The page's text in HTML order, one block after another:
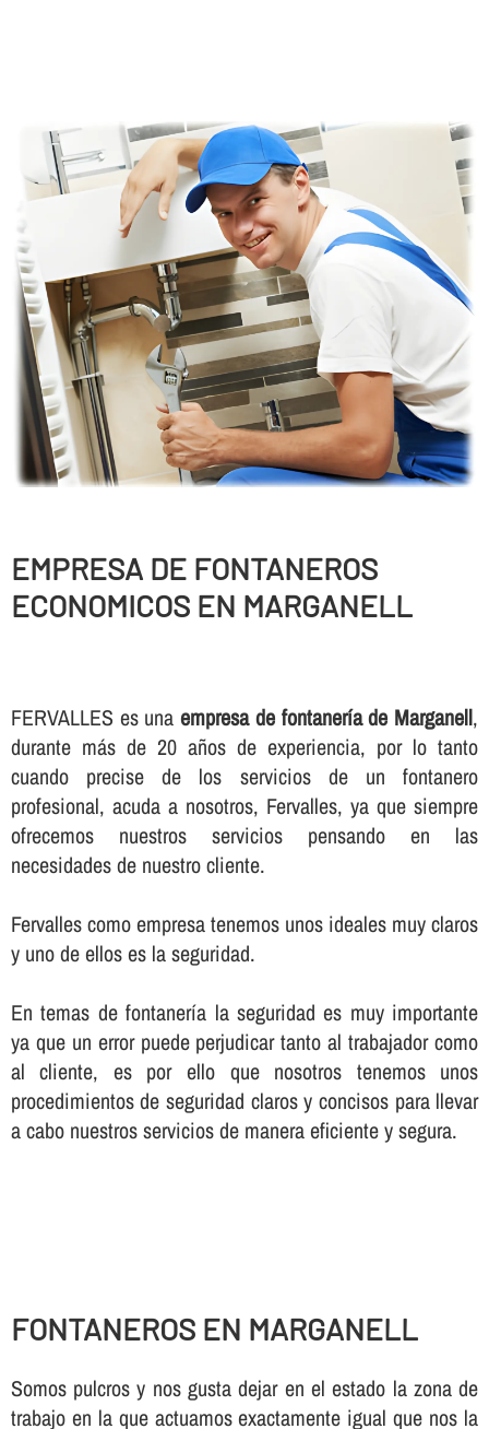
EMPRESA DE FONTANEROS
ECONOMICOS EN MARGANELL
FERVALLES es unaempresa de fontanerí­a de Marganell,
durante más de 20 años de experiencia, por lo tanto
cuando precise de los servicios de un fontanero
profesional, acuda a nosotros, Fervalles, ya que siempre
ofrecemos nuestros servicios pensando en las
necesidades de nuestro cliente.
Fervalles como empresa tenemos unos ideales muy claros
y uno de ellos es la seguridad.
En temas de fontanerí­a la seguridad es muy importante
ya que un error puede perjudicar tanto al trabajador como
al cliente, es por ello que nosotros tenemos unos
procedimientos de seguridad claros y concisos para llevar
a cabo nuestros servicios de manera eficiente y segura.
FONTANEROS EN MARGANELL
Somos pulcros y nos gusta dejar en el estado la zona de
trabajo en la que actuamos exactamente igual que nos la